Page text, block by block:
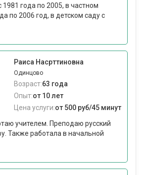
1981 года по 2005, в частном
по 2006 год, в детском саду с
Раиса Насрттиновна
Одинцово
Возраст:63 года
Опыт:от 10 лет
Цена услуги:от 500 руб/45 минут
учителем. Преподаю русский
Также работала в начальной